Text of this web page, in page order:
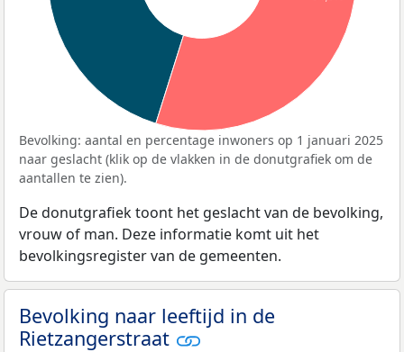
Bevolking: aantal en percentage inwoners op 1 januari 2025
naar geslacht (klik op de vlakken in de donutgrafiek om de
aantallen te zien).
De donutgrafiek toont het geslacht van de bevolking,
vrouw of man. Deze informatie komt uit het
bevolkingsregister van de gemeenten.
Bevolking naar leeftijd in de
Rietzangerstraat